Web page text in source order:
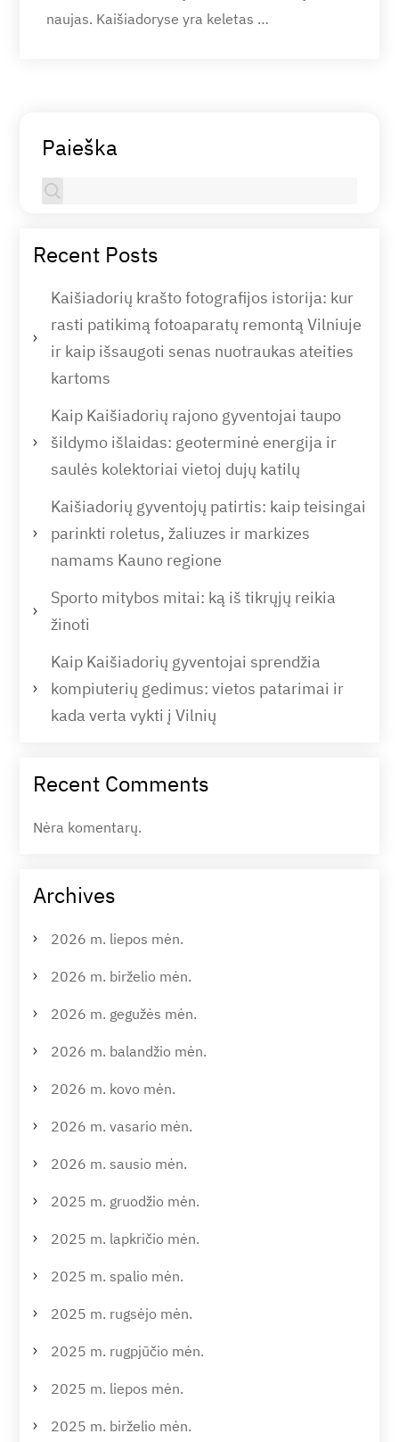
naujas. Kaišiadoryse yra keletas …
Paieška
Recent Posts
Kaišiadorių krašto fotografijos istorija: kur
rasti patikimą fotoaparatų remontą Vilniuje
ir kaip išsaugoti senas nuotraukas ateities
kartoms
Kaip Kaišiadorių rajono gyventojai taupo
šildymo išlaidas: geoterminė energija ir
saulės kolektoriai vietoj dujų katilų
Kaišiadorių gyventojų patirtis: kaip teisingai
parinkti roletus, žaliuzes ir markizes
namams Kauno regione
Sporto mitybos mitai: ką iš tikrųjų reikia
žinoti
Kaip Kaišiadorių gyventojai sprendžia
kompiuterių gedimus: vietos patarimai ir
kada verta vykti į Vilnių
Recent Comments
Nėra komentarų.
Archives
2026 m. liepos mėn.
2026 m. birželio mėn.
2026 m. gegužės mėn.
2026 m. balandžio mėn.
2026 m. kovo mėn.
2026 m. vasario mėn.
2026 m. sausio mėn.
2025 m. gruodžio mėn.
2025 m. lapkričio mėn.
2025 m. spalio mėn.
2025 m. rugsėjo mėn.
2025 m. rugpjūčio mėn.
2025 m. liepos mėn.
2025 m. birželio mėn.